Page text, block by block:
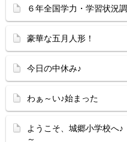
６年全国学力・学習状況
豪華な五月人形！
今日の中休み♪
わぁ～い♪始ま
ようこそ、城郷小学
～